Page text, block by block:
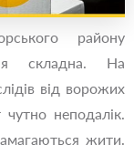
району
складна. На
від ворожих
неподалік.
жити.